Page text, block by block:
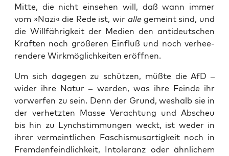
Mit­te, die nicht ein­se­hen will, daß wann immer
vom »Nazi« die Rede ist, wirallegemeint sind, und
die Will­fäh­rig­keit der Medi­en den anti­deut­schen
Kräf­ten noch grö­ße­ren Ein­fluß und noch ver­hee­
ren­de­re Wirk­mög­lich­kei­ten eröffnen.
Um sich dage­gen zu schüt­zen, müß­te die AfD –
wider ihre Natur – wer­den, was ihre Fein­de ihr
vor­wer­fen zu sein. Denn der Grund, wes­halb sie in
der ver­hetz­ten Mas­se Ver­ach­tung und Abscheu
bis hin zu Lynch­stim­mun­gen weckt, ist weder in
ihrer ver­meint­li­chen Faschis­mus­ar­tig­keit noch in
Frem­den­feind­lich­keit, Into­le­ranz oder ähn­li­chem